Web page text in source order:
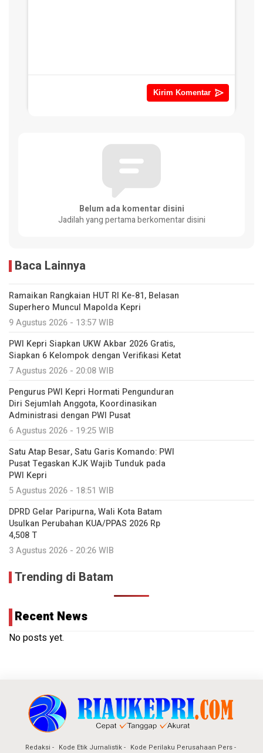
Belum ada komentar disini
Jadilah yang pertama berkomentar disini
Baca Lainnya
Ramaikan Rangkaian HUT RI Ke-81, Belasan
Superhero Muncul Mapolda Kepri
9 Agustus 2026 - 13:57 WIB
PWI Kepri Siapkan UKW Akbar 2026 Gratis,
Siapkan 6 Kelompok dengan Verifikasi Ketat
7 Agustus 2026 - 20:08 WIB
Pengurus PWI Kepri Hormati Pengunduran
Diri Sejumlah Anggota, Koordinasikan
Administrasi dengan PWI Pusat
6 Agustus 2026 - 19:25 WIB
Satu Atap Besar, Satu Garis Komando: PWI
Pusat Tegaskan KJK Wajib Tunduk pada
PWI Kepri
5 Agustus 2026 - 18:51 WIB
DPRD Gelar Paripurna, Wali Kota Batam
Usulkan Perubahan KUA/PPAS 2026 Rp
4,508 T
3 Agustus 2026 - 20:26 WIB
Trending di Batam
Recent News
No posts yet.
Redaksi Kode Etik Jurnalistik Kode Perilaku Perusahaan Pers